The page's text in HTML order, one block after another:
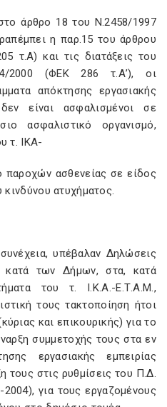
άρθρο 18 του Ν.2458/1997
η παρ.15 του άρθρου
τ.Α) και τις διατάξεις του
2000 (ΦΕΚ 286 τ.Α’), οι
απόκτησης εργασιακής
είναι ασφαλισμένοι σε
ασφαλιστικό οργανισμό,
τ. ΙΚΑ-
παροχών ασθενείας σε είδος
ατυχήματος.
υπέβαλαν Δηλώσεις
κατά των Δήμων, στα, κατά
του τ. Ι.Κ.Α.-Ε.Τ.Α.Μ.,
τους τακτοποίηση ήτοι
και επικουρικής) για το
συμμετοχής τους στα εν
εργασιακής εμπειρίας
τους στις ρυθμίσεις του Π.Δ.
για τους εργαζομένους